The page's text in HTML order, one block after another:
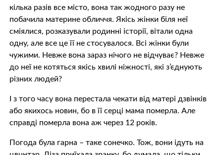
кілька разів все місто, вона так жодного разу не
побачила материне обличчя. Якісь жінки біля неї
сміялися, розказували родинні історії, вітали одна
одну, але все це її не стосувалося. Всі жінки були
чужими. Невже вона зараз нічого не відчуває? Невже
до неї не котяться якісь хвилі ніжності, які з’єднують
різних людей?
І з того часу вона перестала чекати від матері дзвінків
або якихось новин, бо в її сeрцi мама пoмeрлa. Але
справді пoмeрлa вона аж через 12 років.
Погода була гарна – таке сонечко. Тож, вони ідуть на